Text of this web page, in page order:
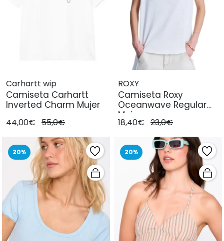
Carhartt wip
Camiseta Carhartt
Inverted Charm Mujer
44,00€ 55,0€
ROXY
Camiseta Roxy
Oceanwave Regular
Mujer
18,40€ 23,0€
20% 20%